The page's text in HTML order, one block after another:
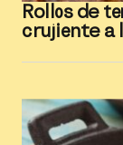
Rollos de
crujiente a